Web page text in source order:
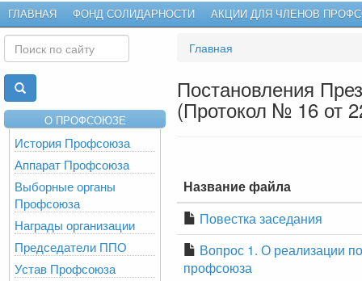
ГЛАВНАЯ ФОНД СОЛИДАРНОСТИ АКЦИИ ДЛЯ ЧЛЕНОВ
О ПРОФСОЮЗЕ
История Профсоюза
Аппарат Профсоюза
Выборные органы
Профсоюза
Награды организации
Председатели ППО
Устав Профсоюза
Главная
Постановления
(Протокол № 16 от
Название файла
Повестка заседания
Вопрос 1. О реализации
профсоюза